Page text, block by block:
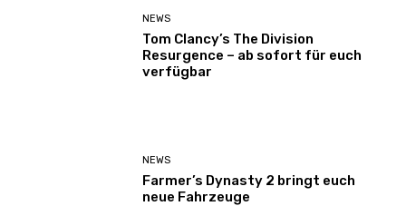
NEWS
Tom Clancy’s The Division
Resurgence – ab sofort für euch
verfügbar
NEWS
Farmer’s Dynasty 2 bringt euch
neue Fahrzeuge